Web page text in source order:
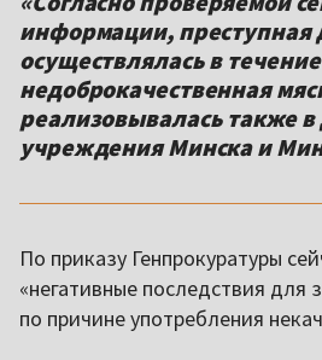
информации, преступная
осуществлялась в
недоброкачественная
реализовывалась также
учреждения Минска и
По приказу Генпрокуратуры
«негативные последствия для
по причине употребления